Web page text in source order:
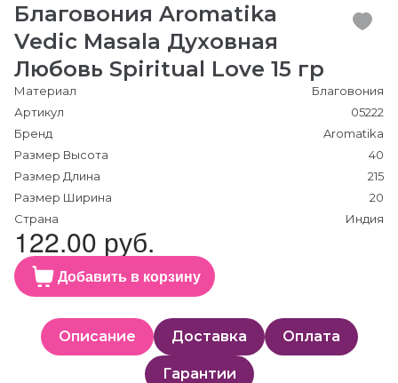
Благовония Aromatika
Vedic Masala Духовная
Любовь Spiritual Love 15 гр
Материал
Благовония
Артикул
05222
Бренд
Aromatika
Размер Высота
40
Размер Длина
215
Размер Ширина
20
Страна
Индия
122.00 руб.
Добавить в корзину
Описание Доставка Оплата
Гарантии